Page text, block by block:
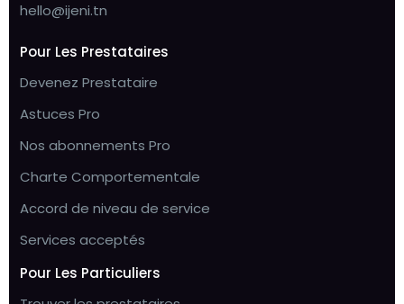
hello@ijeni.tn
Pour Les Prestataires
Devenez Prestataire
Astuces Pro
Nos abonnements Pro
Charte Comportementale
Accord de niveau de service
Services acceptés
Pour Les Particuliers